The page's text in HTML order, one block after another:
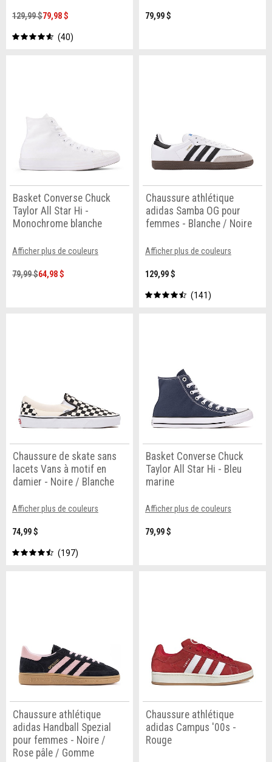
129,99 $79,98 $
40
79,99 $
Basket Converse Chuck
Taylor All Star Hi -
Monochrome blanche
Afficher plus de couleurs
79,99 $64,98 $
Chaussure athlétique
adidas Samba OG pour
femmes - Blanche / Noire
Afficher plus de couleurs
129,99 $
141
Chaussure de skate sans
lacets Vans à motif en
damier - Noire / Blanche
Afficher plus de couleurs
74,99 $
197
Basket Converse Chuck
Taylor All Star Hi - Bleu
marine
Afficher plus de couleurs
79,99 $
Chaussure athlétique
adidas Handball Spezial
pour femmes - Noire /
Rose pâle / Gomme
Chaussure athlétique
adidas Campus '00s -
Rouge